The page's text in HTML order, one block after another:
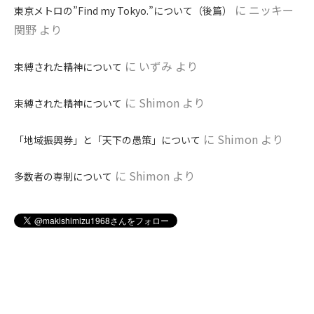
東京メトロの”Find my Tokyo.”について（後篇） に ニッキー
関野 より
束縛された精神について に いずみ より
束縛された精神について に Shimon より
「地域振興券」と「天下の愚策」について に Shimon より
多数者の専制について に Shimon より